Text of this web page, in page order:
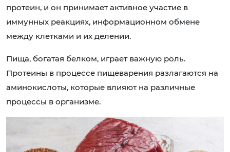
протеин, и он принимает активное участие в
иммунных реакциях, информационном обмене
между клетками и их делении.
Пища, богатая белком, играет важную роль.
Протеины в процессе пищеварения разлагаются на
аминокислоты, которые влияют на различные
процессы в организме.